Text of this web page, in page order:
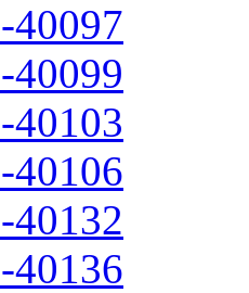
40097
40099
40103
40106
40132
40136